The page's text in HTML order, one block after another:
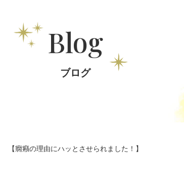
Blog
ブログ
【癇癪の理由にハッとさせられました！】